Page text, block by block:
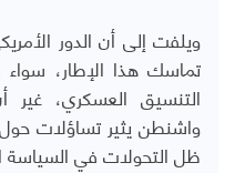
ويلفت إلى أن الدور
تماسك هذا الإطار،
التنسيق العسكري،
واشنطن يثير تساؤلات
ظل التحولات في السياسة